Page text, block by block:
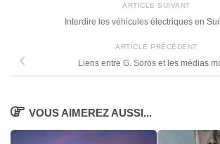
ARTICLE SUIVANT
Interdire les véhicules électriques en
ARTICLE PRÉCÉDENT
Liens entre G. Soros et les médias
VOUS AIMEREZ AUSSI...